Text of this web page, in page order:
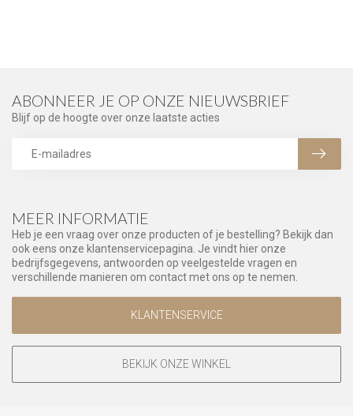
MEER INFORMATIE
Heb je een vraag over onze producten of je bestelling? Bekijk dan
ook eens onze klantenservicepagina. Je vindt hier onze
bedrijfsgegevens, antwoorden op veelgestelde vragen en
verschillende manieren om contact met ons op te nemen.
KLANTENSERVICE
BEKIJK ONZE WINKEL
ABONNEER JE OP ONZE NIEUWSBRIEF
Blijf op de hoogte over onze laatste acties